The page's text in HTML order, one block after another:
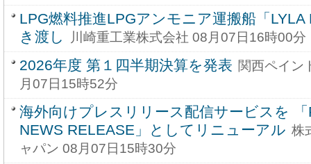
LPG燃料推進LPGアンモニア運搬船「LYLA
き渡し
川崎重工業株式会社 08月07日16時00分
2026年度 第１四半期決算を発表 関西ペイン
月07日15時52分
海外向けプレスリリース配信サービスを 「
NEWS RELEASE」としてリニューアル 株
ャパン 08月07日15時30分